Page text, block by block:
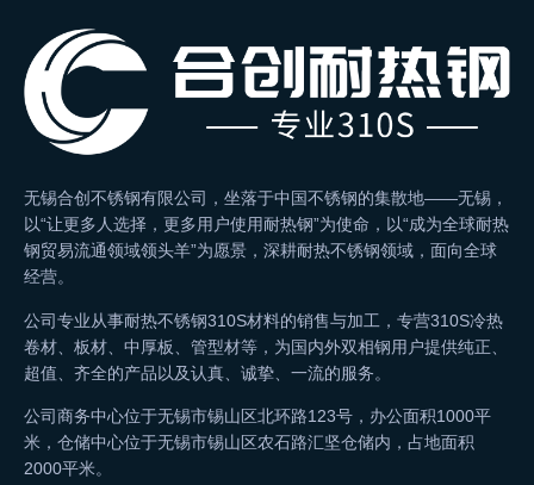
无锡合创不锈钢有限公司，坐落于中国不锈钢的集散地——无锡，
以“让更多人选择，更多用户使用耐热钢”为使命，以“成为全球耐热
钢贸易流通领域领头羊”为愿景，深耕耐热不锈钢领域，面向全球
经营。
公司专业从事耐热不锈钢310S材料的销售与加工，专营310S冷热
卷材、板材、中厚板、管型材等，为国内外双相钢用户提供纯正、
超值、齐全的产品以及认真、诚挚、一流的服务。
公司商务中心位于无锡市锡山区北环路123号，办公面积1000平
米，仓储中心位于无锡市锡山区农石路汇坚仓储内，占地面积
2000平米。